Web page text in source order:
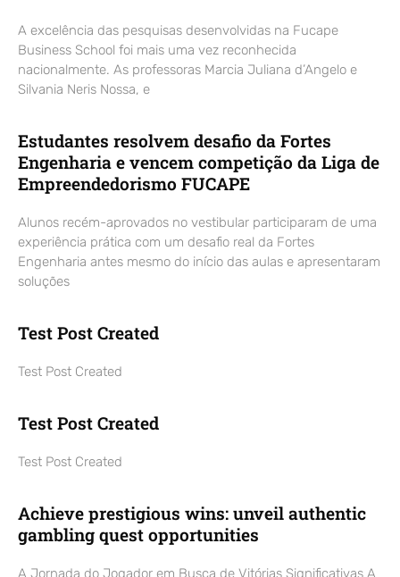
A excelência das pesquisas desenvolvidas na Fucape
Business School foi mais uma vez reconhecida
nacionalmente. As professoras Marcia Juliana d’Angelo e
Silvania Neris Nossa, e
Estudantes resolvem desafio da Fortes
Engenharia e vencem competição da Liga de
Empreendedorismo FUCAPE
Alunos recém-aprovados no vestibular participaram de uma
experiência prática com um desafio real da Fortes
Engenharia antes mesmo do início das aulas e apresentaram
soluções
Test Post Created
Test Post Created
Test Post Created
Test Post Created
Achieve prestigious wins: unveil authentic
gambling quest opportunities
A Jornada do Jogador em Busca de Vitórias Significativas A